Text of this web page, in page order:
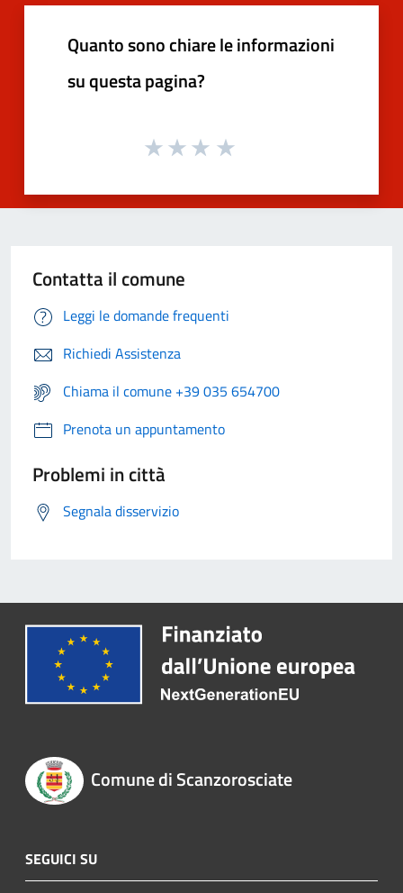
Quanto sono chiare le informazioni
su questa pagina?
Contatta il comune
Leggi le domande frequenti
Richiedi Assistenza
Chiama il comune +39 035 654700
Prenota un appuntamento
Problemi in città
Segnala disservizio
Comune di Scanzorosciate
SEGUICI SU